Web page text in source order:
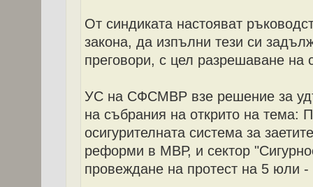
От синдиката настояват
закона, да изпълни тези си
преговори, с цел разрешаване на
УС на СФСМВР взе решение за
на събрания на открито на тема:
осигурителната система за
реформи в МВР, и сектор
провеждане на протест на 5 юли